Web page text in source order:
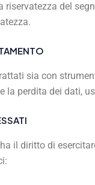
riservatezza del
sia con
la perdita dei dati,
il diritto di